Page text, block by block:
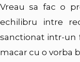
Vreau sa fac o
echilibru intre
sanctionat intr-un
macar cu o vorba